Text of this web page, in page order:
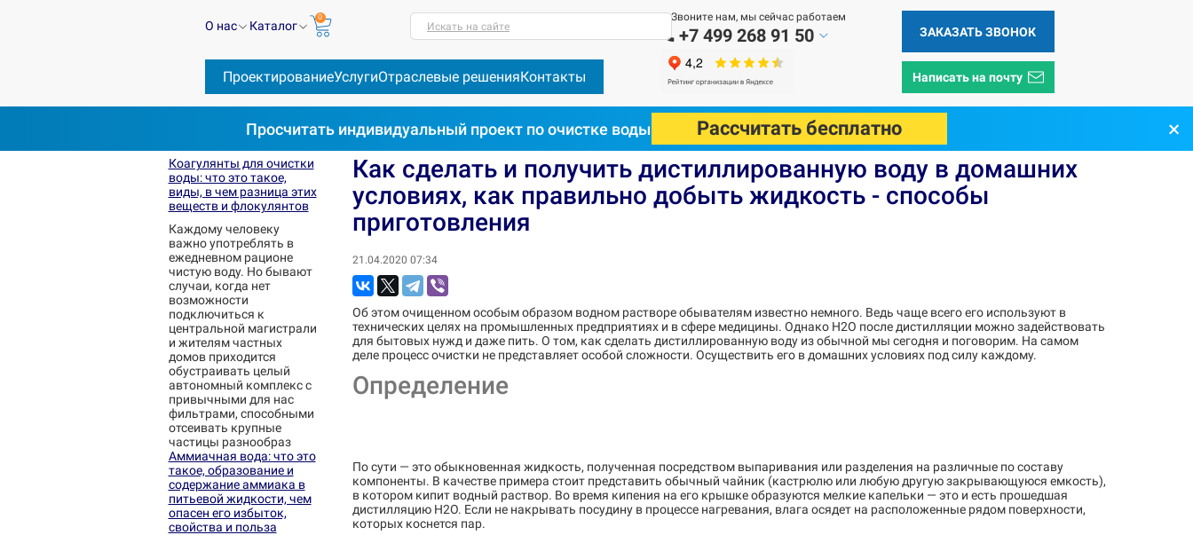
О нас Каталог
0
ПроектированиеУслугиОтраслевые решенияКонтакты
Звоните нам, мы сейчас работаем
+7 499 268 91 50 ЗАКАЗАТЬ ЗВОНОК
Написать на почту
Искать на сайте
Просчитать индивидуальный проект по очистке воды Рассчитать бесплатно ×
Как сделать и получить дистиллированную воду в домашних условиях, как правильно добыть жидкость - способы приготовления
Коагулянты для очистки
воды: что это такое,
виды, в чем разница этих
веществ и флокулянтов
Каждому человеку
важно употреблять в
ежедневном рационе
чистую воду. Но бывают
случаи, когда нет
возможности
подключиться к
центральной магистрали
и жителям частных
домов приходится
обустраивать целый
автономный комплекс с
привычными для нас
фильтрами, способными
отсеивать крупные
частицы разнообраз
Аммиачная вода: что это
такое, образование и
содержание аммиака в
питьевой жидкости, чем
опасен его избыток,
свойства и польза
Как сделать и получить дистиллированную воду в домашних
условиях, как правильно добыть жидкость - способы
приготовления
21.04.2020 07:34
Об этом очищенном особым образом водном растворе обывателям известно немного. Ведь чаще всего его используют в
технических целях на промышленных предприятиях и в сфере медицины. Однако H2O после дистилляции можно задействовать
для бытовых нужд и даже пить. О том, как сделать дистиллированную воду из обычной мы сегодня и поговорим. На самом
деле процесс очистки не представляет особой сложности. Осуществить его в домашних условиях под силу каждому.
Определение
По сути — это обыкновенная жидкость, полученная посредством выпаривания или разделения на различные по составу
компоненты. В качестве примера стоит представить обычный чайник (кастрюлю или любую другую закрывающуюся емкость),
в котором кипит водный раствор. Во время кипения на его крышке образуются мелкие капельки — это и есть прошедшая
дистилляцию H2O. Если не накрывать посудину в процессе нагревания, влага осядет на расположенные рядом поверхности,
которых коснется пар.